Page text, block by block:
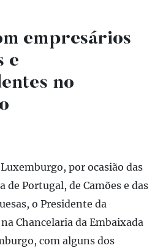
empresários
e
no
por ocasião das
de Portugal, de Camões e das
o Presidente da
Chancelaria da Embaixada
com alguns dos